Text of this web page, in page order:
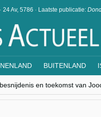
· 24 Av, 5786 · Laatste publicatie:
BUITENLAND
en toekomst van
toont hoe moeilijk
ROEMENIË – Boekarest: de